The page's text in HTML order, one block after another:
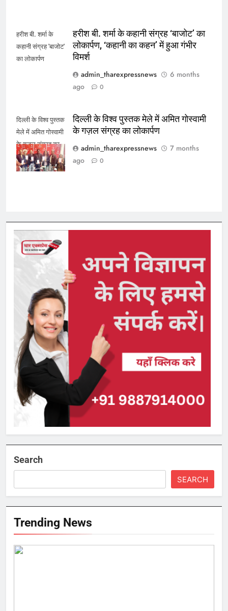
हरीश बी. शर्मा के
कहानी संग्रह 'बाजोट'
का लोकार्पण
हरीश बी. शर्मा के कहानी संग्रह ‘बाजोट’ का
लोकार्पण, ‘कहानी का कहन’ में हुआ गंभीर
विमर्श
admin_tharexpressnews
6 months
ago
0
दिल्ली के विश्व पुस्तक
मेले में अमित गोस्वामी
के गज़ल संग्रह का
लोकार्पण
दिल्ली के विश्व पुस्तक मेले में अमित गोस्वामी
के गज़ल संग्रह का लोकार्पण
admin_tharexpressnews
7 months
ago
0
Search
SEARCH
Trending News